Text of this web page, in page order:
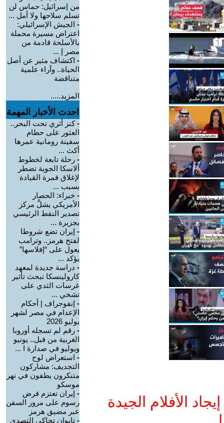
الأفلام الجيدة
من إسرائيل: حماس لن
تسلم سلاحها ولا أمل ...
- الجيش الإسرائيلي:
اعتراض مسيرة محملة
بالأسلحة قادمة من
مصر إ ...
- اكتشاف مثير عن أصل
الحياة.. وآراء علمية
متناقضة
المزيد.....
احدث الأخبار المهمة
-كنز أثري تحت البحر..
العثور على حطام
سفينة رومانية عمرها
أكث ...
- رحلة تابعة لخطوط
ألاسكا الجوية تضطر
لإغلاق قمرة القيادة
بسبب ...
- خبراء: الحصار
الأمريكي يشلَّ مركز
تصدير النفط الرئيسي
بجزيرة ...
- إيران تضع شروطا
لفتح هرمز.. وترامب
يعول على “إفلاسها”
يؤكد ...
- دراسة جديدة لمعهد
كارولينسكا تبحث تأثير
غرسات الثدي على
تشخي ...
- إنفوجراف | أحكام
الإعدام في مصر لشهر
يوليو 2026
- رقم لم تسجله أوروبا
الغربية من قبل.. يونيو
ويوليو في صدارة ا ...
- استعراض لوح
التجديف: مشاركون
متنكرون يطفون في نهر
موسكو
- إيران تعتزم فرض
رسوم على مرور السفن
عبر مضيق هرمز
- تايوان تحاكي التصدي